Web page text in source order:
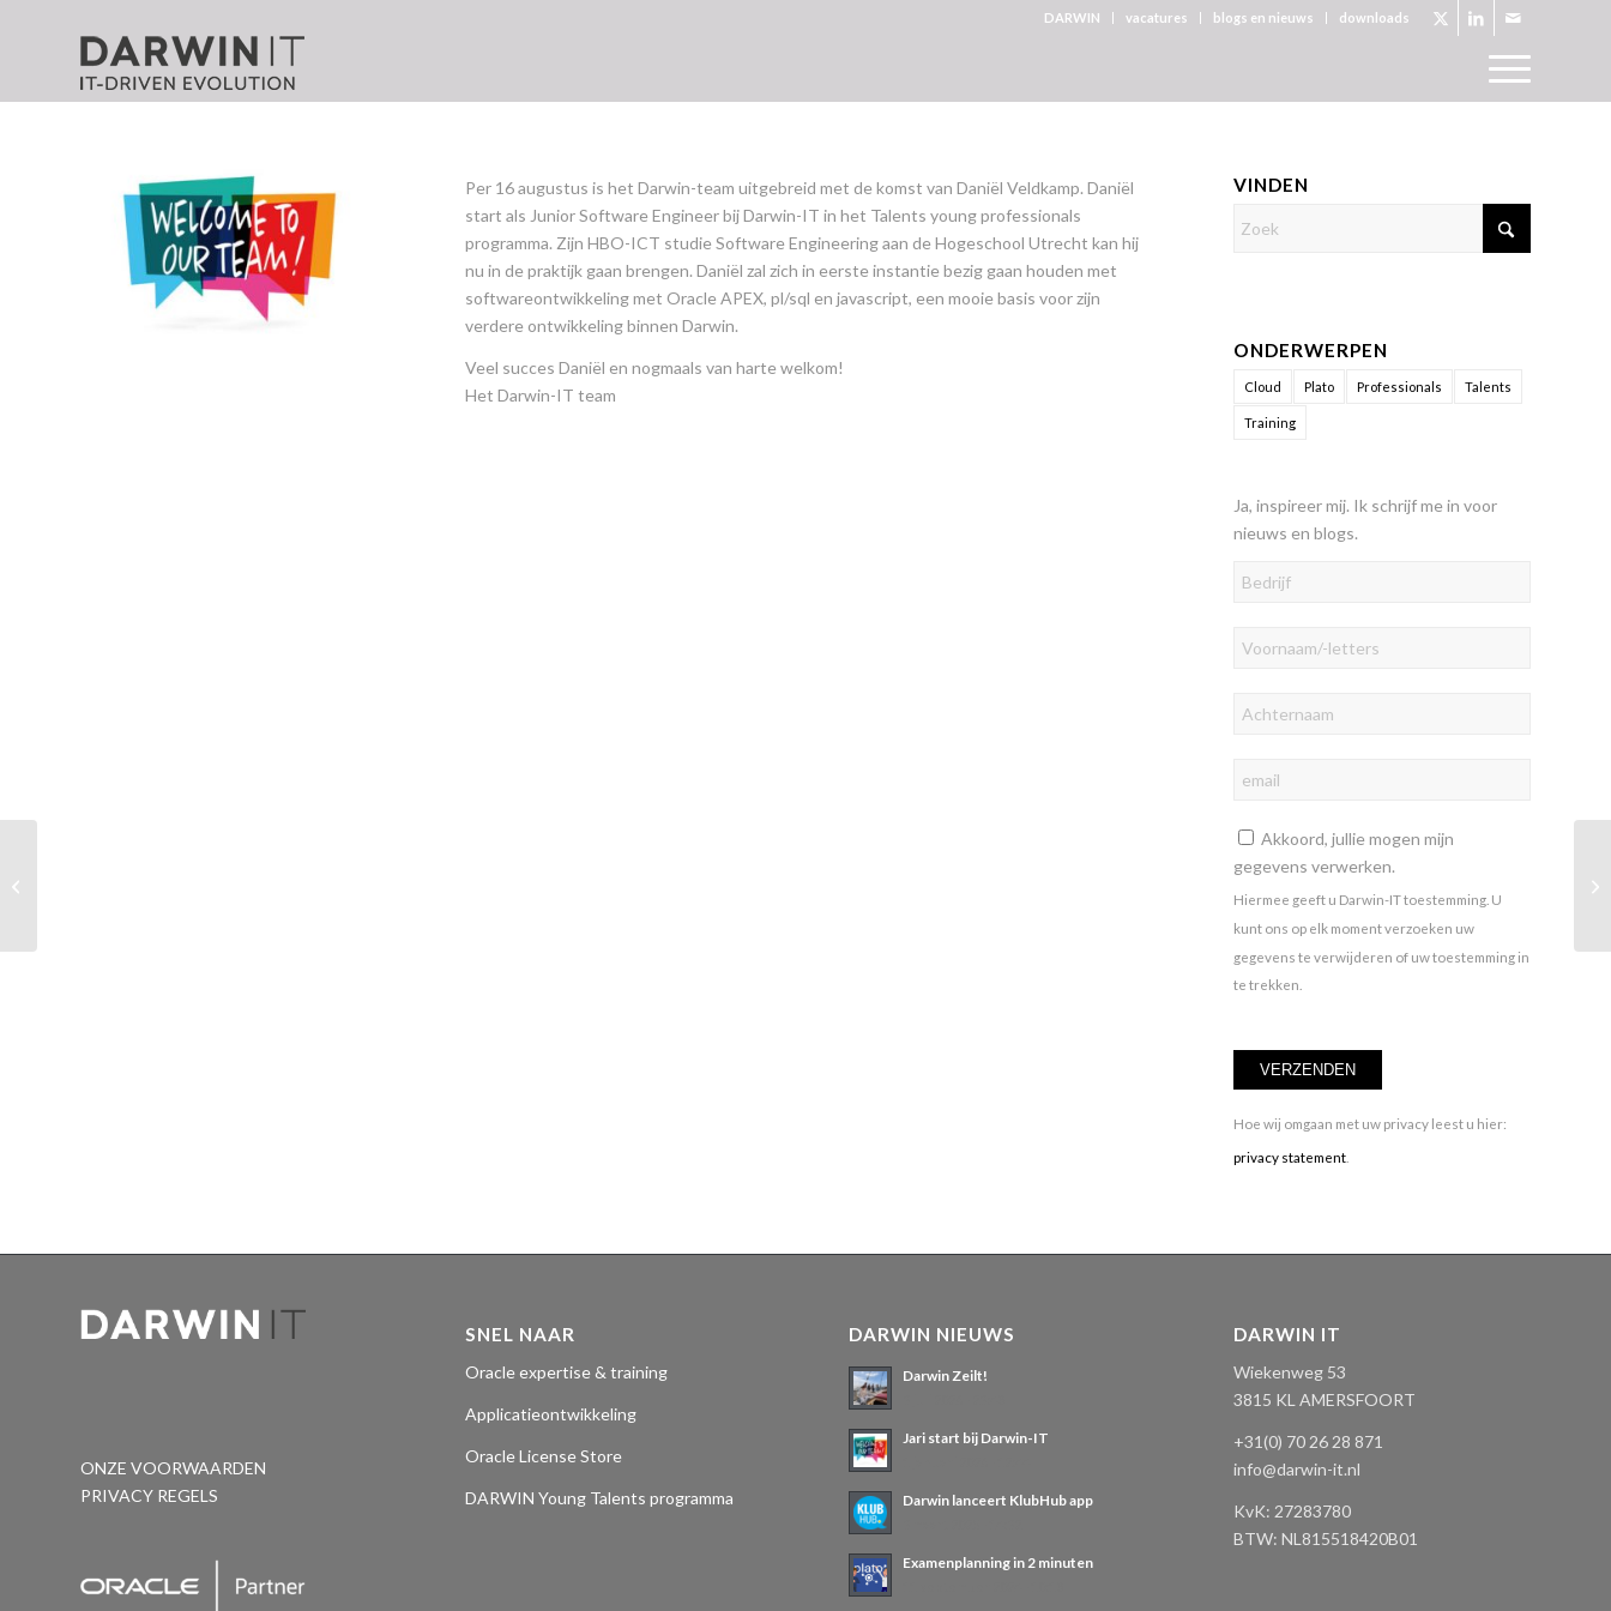
DARWIN vacatures blogs en nieuws downloads
Per 16 augustus is het Darwin-team uitgebreid met de komst van Daniël Veldkamp. Daniël
start als Junior Software Engineer bij Darwin-IT in het Talents young professionals
programma. Zijn HBO-ICT studie Software Engineering aan de Hogeschool Utrecht kan hij
nu in de praktijk gaan brengen. Daniël zal zich in eerste instantie bezig gaan houden met
softwareontwikkeling met Oracle APEX, pl/sql en javascript, een mooie basis voor zijn
verdere ontwikkeling binnen Darwin.
Veel succes Daniël en nogmaals van harte welkom!
Het Darwin-IT team
VINDEN
ONDERWERPEN
Cloud Plato Professionals Talents
Training
Ja, inspireer mij. Ik schrijf me in voor
nieuws en blogs.
Akkoord, jullie mogen mijn
gegevens verwerken.
Hiermee geeft u Darwin-IT toestemming. U
kunt ons op elk moment verzoeken uw
gegevens te verwijderen of uw toestemming in
te trekken.
Hoe wij omgaan met uw privacy leest u hier:
privacy statement.
ONZE VOORWAARDEN
PRIVACY REGELS
SNEL NAAR
Oracle expertise & training
Applicatieontwikkeling
Oracle License Store
DARWIN Young Talents programma
DARWIN NIEUWS
Darwin Zeilt!
Jari start bij Darwin-IT
Darwin lanceert KlubHub app
Examenplanning in 2 minuten
DARWIN IT
Wiekenweg 53
3815 KL AMERSFOORT
+31(0) 70 26 28 871
info@darwin-it.nl
KvK: 27283780
BTW: NL 815518420B01